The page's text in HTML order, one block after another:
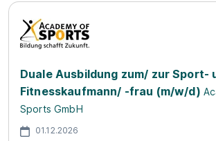
Duale Ausbildung zum/ zur Sport-
Fitnesskaufmann/ -frau (m/w/d)
Sports GmbH
01.12.2026